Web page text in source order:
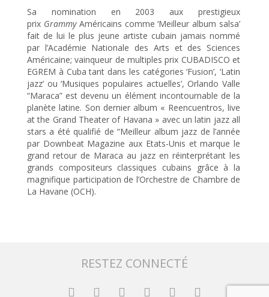
Sa nomination en 2003 aux prestigieux
prix GrammyAméricains comme ‘Meilleur album salsa’
fait de lui le plus jeune artiste cubain jamais nommé
par l’Académie Nationale des Arts et des Sciences
Américaine; vainqueur de multiples prix CUBADISCO et
EGREM à Cuba tant dans les catégories ‘Fusion’, ‘Latin
jazz’ ou ‘Musiques populaires actuelles’, Orlando Valle
“Maraca” est devenu un élément incontournable de la
planète latine. Son dernier album « Reencuentros, live
at the Grand Theater of Havana » avec un latin jazz all
stars a été qualifié de “Meilleur album jazz de l’année
par Downbeat Magazine aux Etats-Unis et marque le
grand retour de Maraca au jazz en réinterprétant les
grands compositeurs classiques cubains grâce à la
magnifique participation de l’Orchestre de Chambre de
La Havane (OCH).
RESTEZ CONNECTÉ